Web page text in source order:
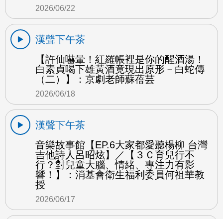
2026/06/22
漢聲下午茶
【許仙嚇暈！紅羅帳裡是你的醒酒湯！
白素貞喝下雄黃酒竟現出原形－白蛇傳
（二）】：京劇老師蘇蓓芸
2026/06/18
漢聲下午茶
音樂故事館【EP.6大家都愛聽楊柳 台灣
吉他詩人呂昭炫】／【３Ｃ育兒行不
行？對兒童大腦、情緒、專注力有影
響！】：消基會衛生福利委員何祖華教
授
2026/06/17